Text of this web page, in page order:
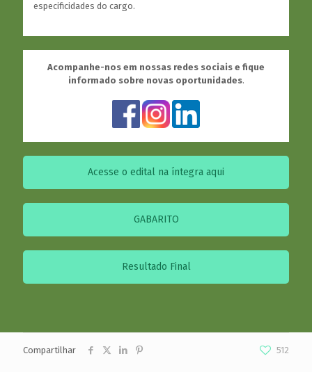
especificidades do cargo.
Acompanhe-nos em nossas redes sociais e fique
informado sobre novas oportunidades.
Acesse o edital na íntegra aqui
GABARITO
Resultado Final
Compartilhar 512